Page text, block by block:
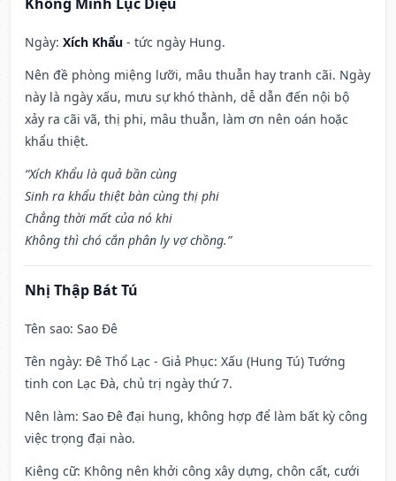
Ngày: Xích Khẩu - tức ngày Hung.
Nên đề phòng miệng lưỡi, mâu thuẫn hay tranh cãi. Ngày
này là ngày xấu, mưu sự khó thành, dễ dẫn đến nội bộ
xảy ra cãi vã, thị phi, mâu thuẫn, làm ơn nên oán hoặc
khẩu thiệt.
“Xích Khẩu là quả bần cùng
Sinh ra khẩu thiệt bàn cùng thị phi
Chẳng thời mất của nó khi
Không thì chó cắn phân ly vợ chồng.”
Nhị Thập Bát Tú
Tên sao: Sao Đê
Tên ngày: Đê Thổ Lạc - Giả Phục: Xấu (Hung Tú) Tướng
tinh con Lạc Đà, chủ trị ngày thứ 7.
Nên làm: Sao Đê đại hung, không hợp để làm bất kỳ công
việc trọng đại nào.
Kiêng cữ: Không nên khởi công xây dựng, chôn cất, cưới